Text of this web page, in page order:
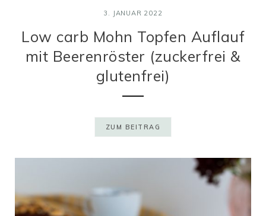
3. JANUAR 2022
Low carb Mohn Topfen Auflauf
mit Beerenröster (zuckerfrei &
glutenfrei)
ZUM BEITRAG